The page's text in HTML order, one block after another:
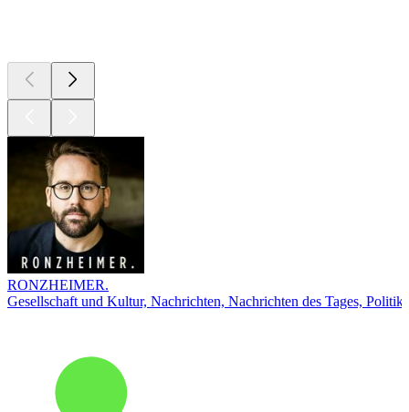
RONZHEIMER.
Gesellschaft und Kultur, Nachrichten, Nachrichten des Tages, Politik